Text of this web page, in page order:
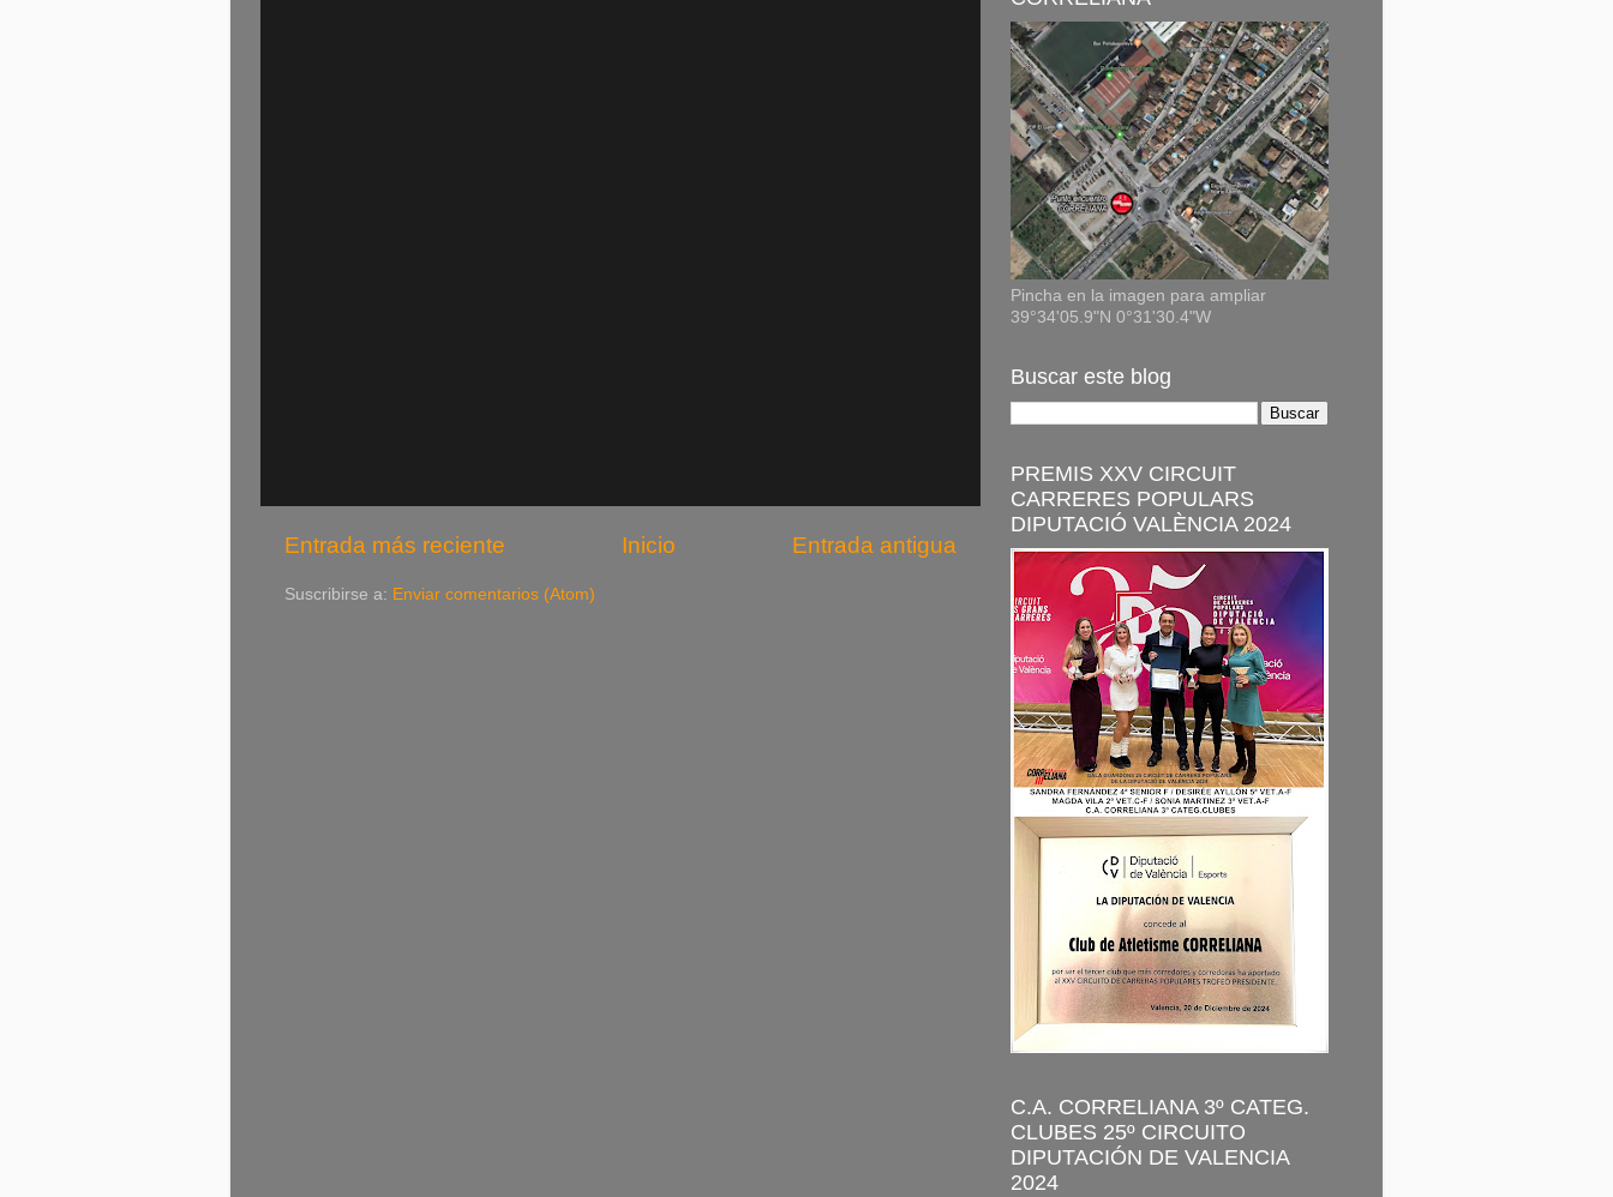
Entrada más reciente Entrada antigua
Inicio
Suscribirse a: Enviar comentarios (Atom)
Pincha en la imagen para ampliar
39°34'05.9"N 0°31'30.4"W
Buscar este blog
PREMIS XXV CIRCUIT
CARRERES POPULARS
DIPUTACIÓ VALÈNCIA 2024
C.A. CORRELIANA 3º CATEG.
CLUBES 25º CIRCUITO
DIPUTACIÓN DE VALENCIA
2024